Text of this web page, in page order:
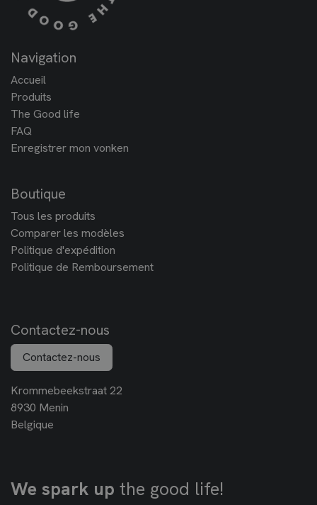
Navigation
Accueil
Produits
The Good life
FAQ
Enregistrer mon vonken
Boutique
Tous les produits
Comparer les modèles
Politique d'expédition
Politique de Remboursement
Contactez-nous
Contactez-nous
Krommebeekstraat 22
8930 Menin
Belgique
We spark up the good life!